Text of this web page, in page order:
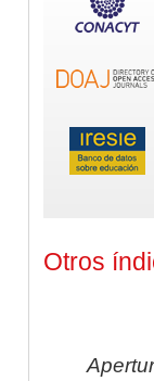
Otros